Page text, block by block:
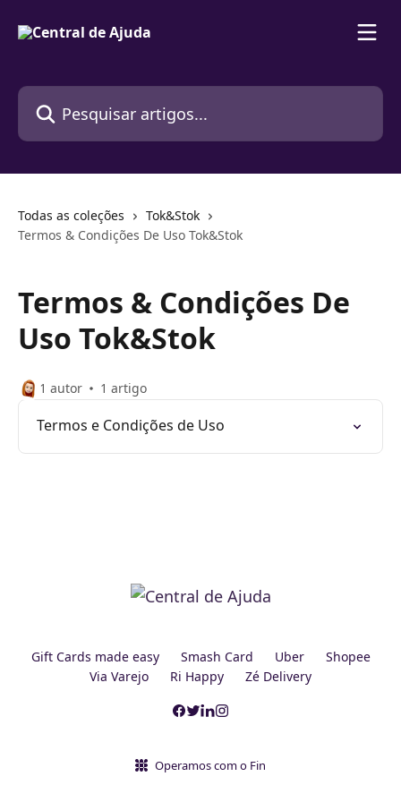
Pesquisar artigos...
Todas as coleções
Tok&Stok
Termos & Condições De Uso Tok&Stok
Termos & Condições De
Uso Tok&Stok
1 autor 1 artigo
Termos e Condições de Uso
Gift Cards made easy Smash Card Uber
Shopee
Via Varejo
Ri Happy Zé Delivery
Operamos com o Fin